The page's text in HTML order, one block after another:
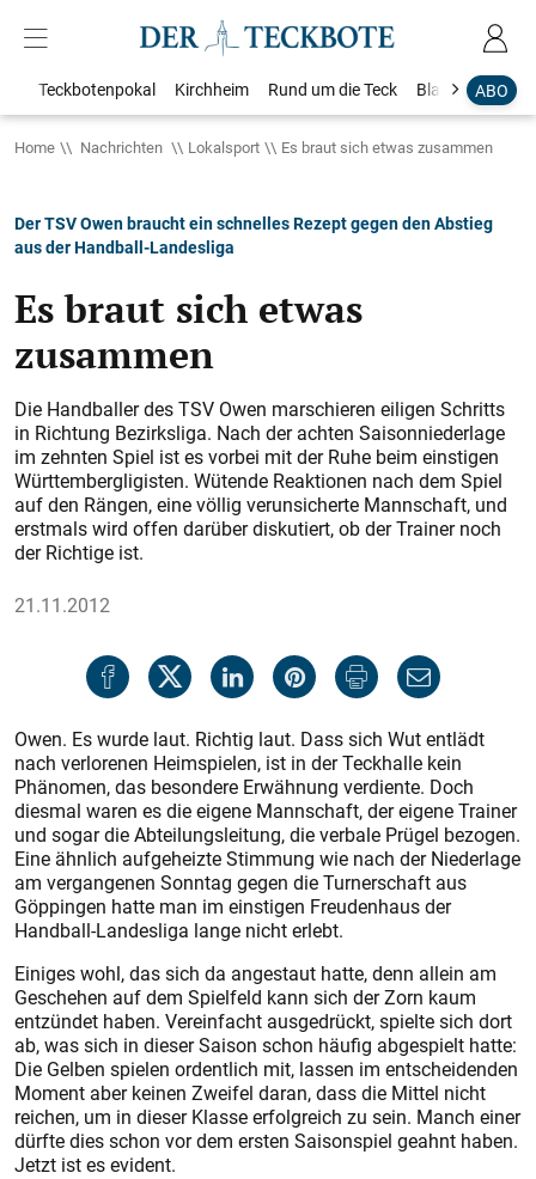
ABO
Teckbotenpokal Kirchheim Rund um die Teck Blaulicht
Home Nachrichten Lokalsport Es braut sich etwas zusammen
Der TSV Owen braucht ein schnelles Rezept gegen den Abstieg
aus der Handball-Landesliga
Es braut sich etwas
zusammen
Die Handballer des TSV Owen marschieren eiligen Schritts
in Richtung Bezirksliga. Nach der achten Saisonniederlage
im zehnten Spiel ist es vorbei mit der Ruhe beim einstigen
Württembergligisten. Wütende Reaktionen nach dem Spiel
auf den Rängen, eine völlig verunsicherte Mannschaft, und
erstmals wird offen darüber diskutiert, ob der Trainer noch
der Richtige ist.
21.11.2012
Owen. Es wurde laut. Richtig laut. Dass sich Wut entlädt
nach verlorenen Heimspielen, ist in der Teckhalle kein
Phänomen, das besondere Erwähnung verdiente. Doch
diesmal waren es die eigene Mannschaft, der eigene Trainer
und sogar die Abteilungsleitung, die verbale Prügel bezogen.
Eine ähnlich aufgeheizte Stimmung wie nach der Niederlage
am vergangenen Sonntag gegen die Turnerschaft aus
Göppingen hatte man im einstigen Freudenhaus der
Handball-Landesliga lange nicht erlebt.
Einiges wohl, das sich da angestaut hatte, denn allein am
Geschehen auf dem Spielfeld kann sich der Zorn kaum
entzündet haben. Vereinfacht ausgedrückt, spielte sich dort
ab, was sich in dieser Saison schon häufig abgespielt hatte:
Die Gelben spielen ordentlich mit, lassen im entscheidenden
Moment aber keinen Zweifel daran, dass die Mittel nicht
reichen, um in dieser Klasse erfolgreich zu sein. Manch einer
dürfte dies schon vor dem ersten Saisonspiel geahnt haben.
Jetzt ist es evident.